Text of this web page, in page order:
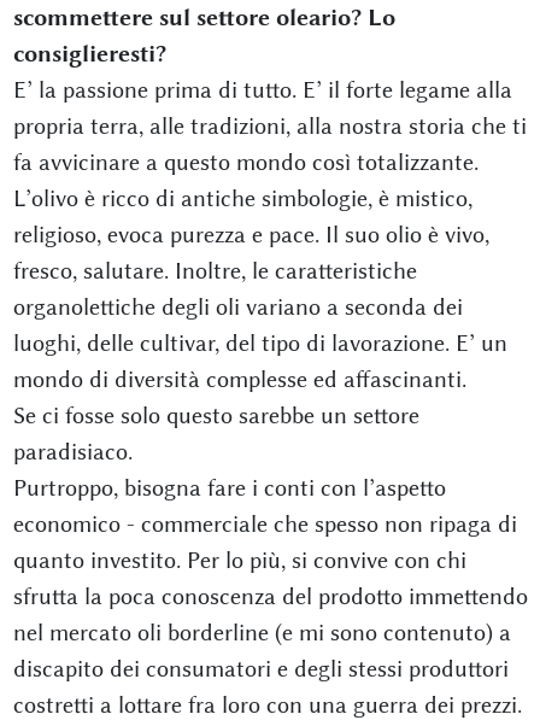
scommettere sul settore oleario? Lo
consiglieresti?
E’ la passione prima di tutto. E’ il forte legame alla
propria terra, alle tradizioni, alla nostra storia che ti
fa avvicinare a questo mondo così totalizzante.
L’olivo è ricco di antiche simbologie, è mistico,
religioso, evoca purezza e pace. Il suo olio è vivo,
fresco, salutare. Inoltre, le caratteristiche
organolettiche degli oli variano a seconda dei
luoghi, delle cultivar, del tipo di lavorazione. E’ un
mondo di diversità complesse ed affascinanti.
Se ci fosse solo questo sarebbe un settore
paradisiaco.
Purtroppo, bisogna fare i conti con l’aspetto
economico - commerciale che spesso non ripaga di
quanto investito. Per lo più, si convive con chi
sfrutta la poca conoscenza del prodotto immettendo
nel mercato oli borderline (e mi sono contenuto) a
discapito dei consumatori e degli stessi produttori
costretti a lottare fra loro con una guerra dei prezzi.